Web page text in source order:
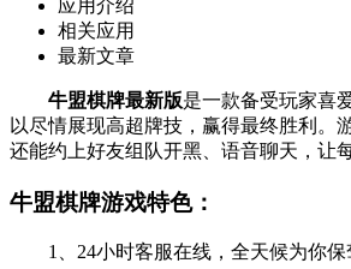
应用介绍
相关应用
最新文章
牛盟棋牌最新版是一款备受玩家喜
以尽情展现高超牌技，赢得最终胜利。
还能约上好友组队开黑、语音聊天，让
牛盟棋牌游戏特色：
1、24小时客服在线，全天候为你保